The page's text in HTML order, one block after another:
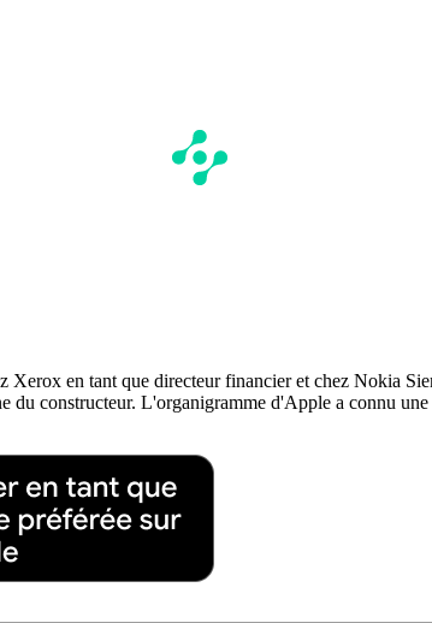
en tant que directeur financier et chez Nokia
du constructeur. L'organigramme d'Apple a connu